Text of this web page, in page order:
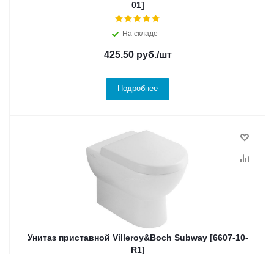
01]
На складе
425.50руб./шт
Подробнее
Унитаз приставной Villeroy&Boch Subway [6607-10-
R1]